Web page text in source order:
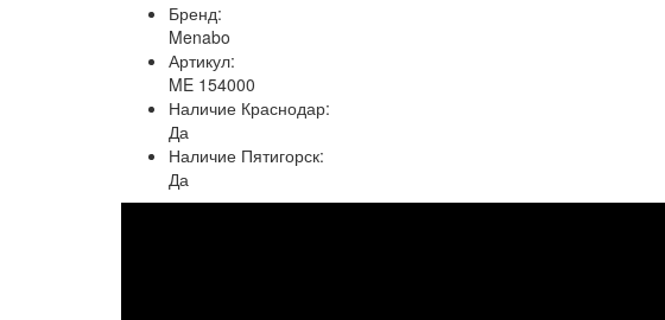
Бренд:
Menabo
Артикул:
ME 154000
Наличие Краснодар:
Да
Наличие Пятигорск:
Да